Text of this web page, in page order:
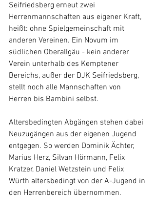
Seifriedsberg erneut zwei
Herrenmannschaften aus eigener Kraft,
heißt: ohne Spielgemeinschaft mit
anderen Vereinen. Ein Novum im
südlichen Oberallgäu - kein anderer
Verein unterhalb des Kemptener
Bereichs, außer der DJK Seifriedsberg,
stellt noch alle Mannschaften von
Herren bis Bambini selbst.
Altersbedingten Abgängen stehen dabei
Neuzugängen aus der eigenen Jugend
entgegen. So werden Dominik Ächter,
Marius Herz, Silvan Hörmann, Felix
Kratzer, Daniel Wetzstein und Felix
Würth altersbedingt von der A-Jugend in
den Herrenbereich übernommen.